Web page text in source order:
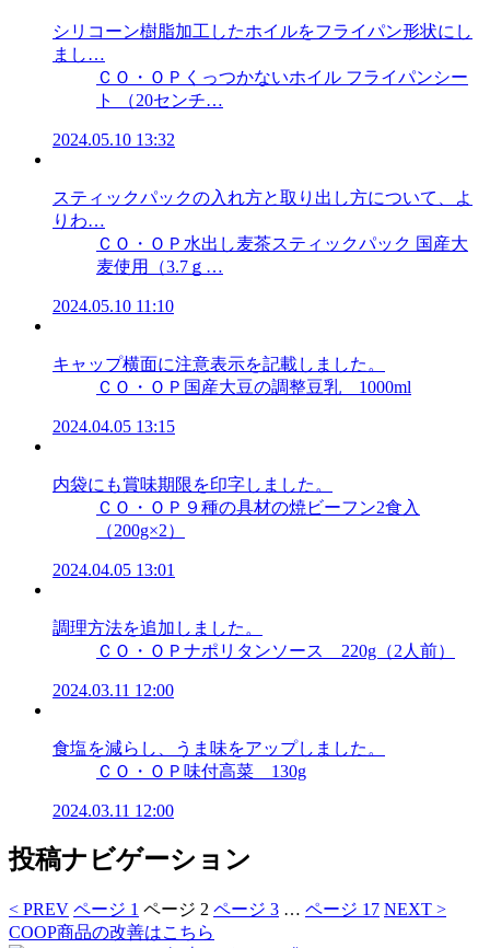
シリコーン樹脂加工したホイルをフライパン形状にし
まし…
ＣＯ・ＯＰくっつかないホイル フライパンシー
ト （20センチ…
2024.05.10 13:32
スティックパックの入れ方と取り出し方について、よ
りわ…
ＣＯ・ＯＰ水出し麦茶スティックパック 国産大
麦使用（3.7ｇ…
2024.05.10 11:10
キャップ横面に注意表示を記載しました。
ＣＯ・ＯＰ国産大豆の調整豆乳 1000ml
2024.04.05 13:15
内袋にも賞味期限を印字しました。
ＣＯ・ＯＰ９種の具材の焼ビーフン2食入
（200g×2）
2024.04.05 13:01
調理方法を追加しました。
ＣＯ・ＯＰナポリタンソース 220g（2人前）
2024.03.11 12:00
食塩を減らし、うま味をアップしました。
ＣＯ・ＯＰ味付高菜 130g
2024.03.11 12:00
投稿ナビゲーション
< PREV ページ 1 ページ 2 ページ 3 … ページ 17 NEXT >
COOP商品の改善はこちら